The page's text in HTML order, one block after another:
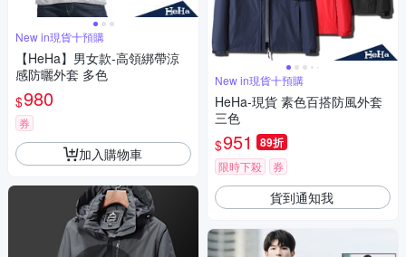
New in現貨十預購
【HeHa】男女款-高領綁帶涼
感防曬外套 多色
$980
券
加入購物車
New in現貨十預購
HeHa-現貨 素色百搭防風外套
三色
$951 89折
限時下殺 券
貨到通知我